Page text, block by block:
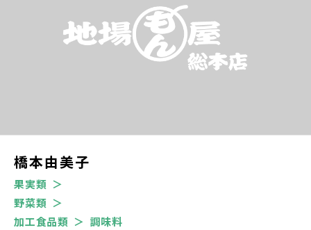
橋本由美子
果実類
野菜類
加工食品類
調味料